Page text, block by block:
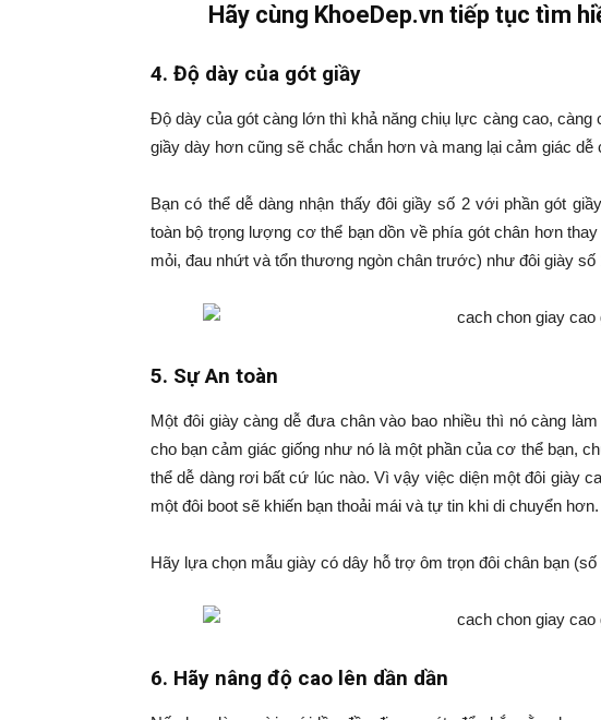
Hãy cùng KhoeDep.vn tiếp tục tìm
4. Độ dày của gót giầy
Độ dày của gót càng lớn thì khả năng chiụ lực càng cao, càng
giầy dày hơn cũng sẽ chắc chắn hơn và mang lại cảm giác dễ
Bạn có thể dễ dàng nhận thấy đôi giầy số 2 với phần gót
toàn bộ trọng lượng cơ thể bạn dồn về phía gót chân hơn
mỏi, đau nhứt và tổn thương ngòn chân trước) như đôi giày số
5. Sự An toàn
Một đôi giày càng dễ đưa chân vào bao nhiều thì nó càng
cho bạn cảm giác giống như nó là một phần của cơ thể bạn,
thể dễ dàng rơi bất cứ lúc nào. Vì vậy việc diện một đôi giày
một đôi boot sẽ khiến bạn thoải mái và tự tin khi di chuyển hơn.
Hãy lựa chọn mẫu giày có dây hỗ trợ ôm trọn đôi chân bạn
6. Hãy nâng độ cao lên dần dần